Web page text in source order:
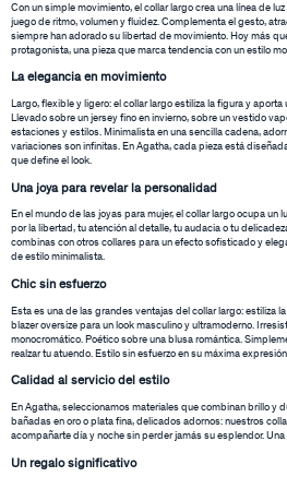
Con un simple movimiento, el collar largo crea una línea de
juego de ritmo, volumen y fluidez. Complementa el gesto,
siempre han adorado su libertad de movimiento. Hoy más
protagonista, una pieza que marca tendencia con un estilo
La elegancia en movimiento
Largo, flexible y ligero: el collar largo estiliza la figura y
Llevado sobre un jersey fino en invierno, sobre un vestido
estaciones y estilos. Minimalista en una sencilla cadena,
variaciones son infinitas. En Agatha, cada pieza está
que define el look.
Una joya para revelar la personalidad
En el mundo de las joyas para mujer, el collar largo ocupa un
por la libertad, tu atención al detalle, tu audacia o tu
combinas con otros collares para un efecto sofisticado y
de estilo minimalista.
Chic sin esfuerzo
Esta es una de las grandes ventajas del collar largo: estiliza
blazer oversize para un look masculino y ultramoderno.
monocromático. Poético sobre una blusa romántica.
realzar tu atuendo. Estilo sin esfuerzo en su máxima expresión.
Calidad al servicio del estilo
En Agatha, seleccionamos materiales que combinan brillo y
bañadas en oro o plata fina, delicados adornos: nuestros
acompañarte día y noche sin perder jamás su esplendor.
Un regalo significativo